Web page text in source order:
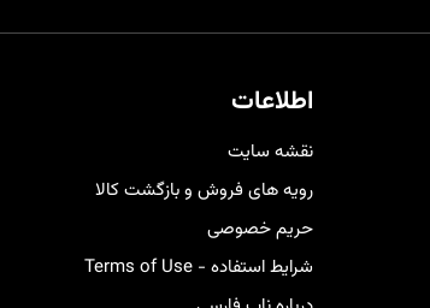
فنی در کمترین زمان ممکن برای رفع
کنار شما خواهد بود.اطلاعات
نقشه سایت
رویه های فروش و بازگشت کالا
حریم خصوصی
شرایط استفاده - Terms of Use